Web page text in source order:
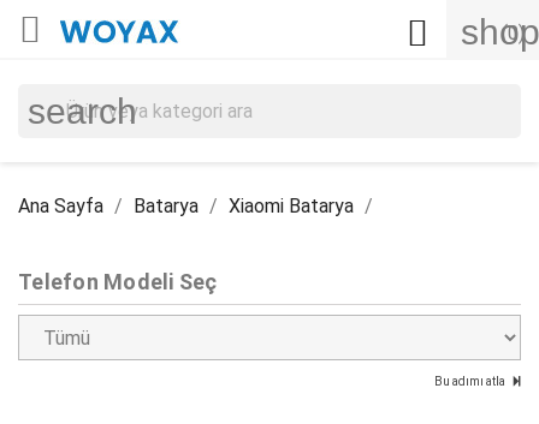
 (0)

search
Ana Sayfa Batarya Xiaomi Batarya
Telefon Modeli Seç
Bu adımı atla